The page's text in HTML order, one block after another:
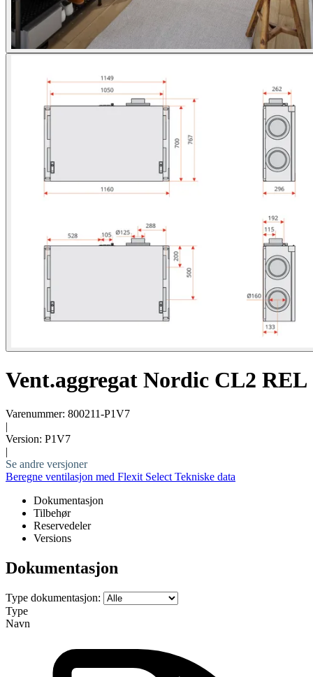
Vent.aggregat Nordic CL2 REL
Varenummer: 800211-P1V7
|
Version: P1V7
|
Se andre versjoner
Beregne ventilasjon med Flexit Select Tekniske data
Dokumentasjon
Tilbehør
Reservedeler
Versions
Dokumentasjon
Type dokumentasjon:
Type
Navn